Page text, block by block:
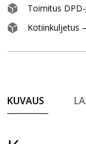
Toimitus
Kotiinkuljetus
KUVAUS